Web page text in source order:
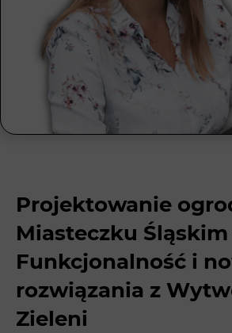
Projektowanie
Miasteczku Śląskim
Funkcjonalność i
rozwiązania z
Zieleni